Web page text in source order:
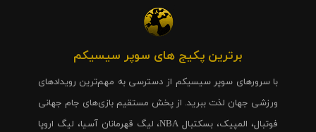
برترین پکیج های سوپر سیسیکم
با سرورهای سوپر سیسیکم از دسترسی به مهم‌ترین رویدادهای
ورزشی جهان لذت ببرید. از پخش مستقیم بازی‌های جام جهانی
فوتبال، المپیک، بسکتبال NBA، لیگ قهرمانان آسیا، لیگ اروپا